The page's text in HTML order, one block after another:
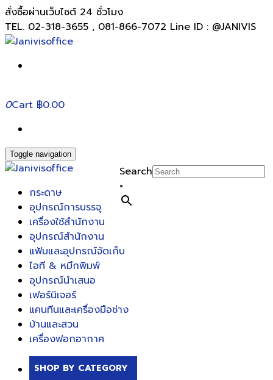
สั่งซื้อผ่านเว็บไซต์ 24 ชั่วโมง
TEL. 02-318-3655 , 081-866-7072 Line ID : @JANIVIS
0Cart ฿0.00
Toggle navigation
Search
×
กระดาษ
อุปกรณ์การบรรจุ
เครื่องใช้สำนักงาน
อุปกรณ์สำนักงาน
แฟ้มและอุปกรณ์จัดเก็บ
ไอที & หมึกพิมพ์
อุปกรณ์นำเสนอ
เฟอร์นิเจอร์
แคนทีนและเครื่องมือช่าง
บ้านและสวน
เครื่องฟอกอากาศ
SHOP BY CATEGORY